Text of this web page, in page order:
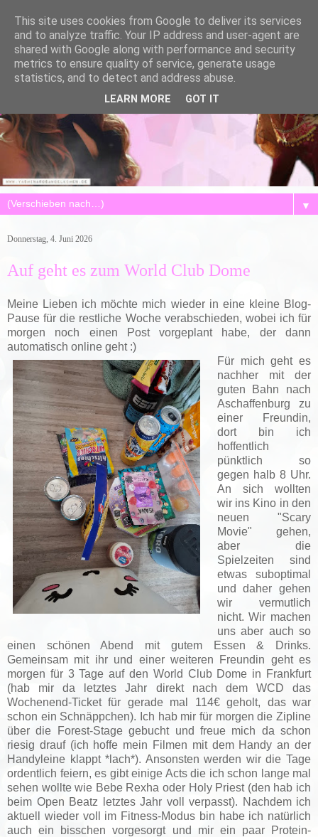
▼
Donnerstag, 4. Juni 2026
Auf geht es zum World Club Dome
Meine Lieben ich möchte mich wieder in eine kleine Blog-
Pause für die restliche Woche verabschieden, wobei ich für
morgen noch einen Post vorgeplant habe, der dann
automatisch online geht :)
Für mich geht es
nachher mit der
guten Bahn nach
Aschaffenburg zu
einer Freundin,
dort bin ich
hoffentlich
pünktlich so
gegen halb 8 Uhr.
An sich wollten
wir ins Kino in den
neuen "Scary
Movie" gehen,
aber die
Spielzeiten sind
etwas suboptimal
und daher gehen
wir vermutlich
nicht. Wir machen
uns aber auch so
einen schönen Abend mit gutem Essen & Drinks.
Gemeinsam mit ihr und einer weiteren Freundin geht es
morgen für 3 Tage auf den World Club Dome in Frankfurt
(hab mir da letztes Jahr direkt nach dem WCD das
Wochenend-Ticket für gerade mal 114€ geholt, das war
schon ein Schnäppchen). Ich hab mir für morgen die Zipline
über die Forest-Stage gebucht und freue mich da schon
riesig drauf (ich hoffe mein Filmen mit dem Handy an der
Handyleine klappt *lach*). Ansonsten werden wir die Tage
ordentlich feiern, es gibt einige Acts die ich schon lange mal
sehen wollte wie Bebe Rexha oder Holy Priest (den hab ich
beim Open Beatz letztes Jahr voll verpasst). Nachdem ich
aktuell wieder voll im Fitness-Modus bin habe ich natürlich
auch ein bisschen vorgesorgt und mir ein paar Protein-
This site uses cookies from Google to deliver its services
and to analyze traffic. Your IP address and user-agent are
shared with Google along with performance and security
metrics to ensure quality of service, generate usage
statistics, and to detect and address abuse.
LEARN MORE GOT IT